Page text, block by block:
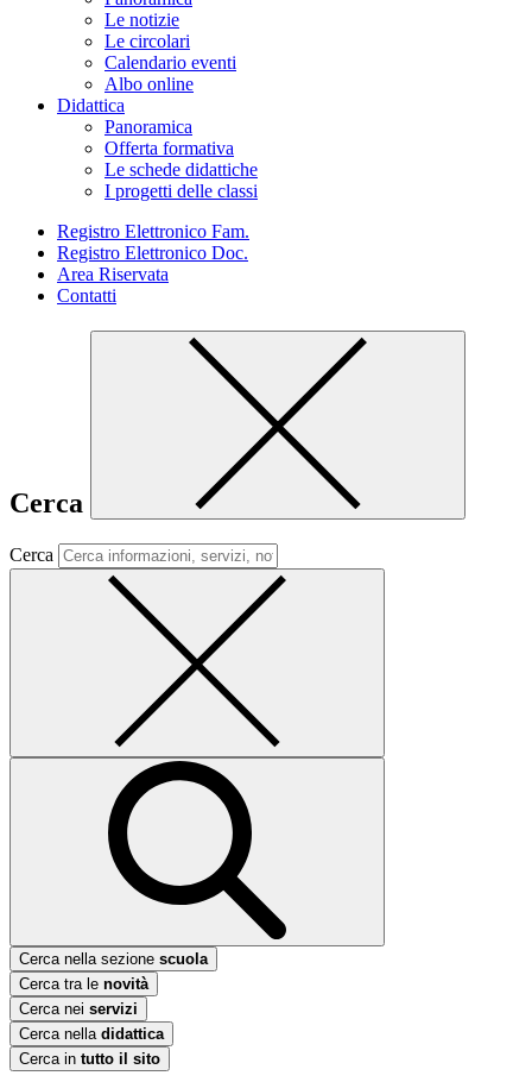
Le notizie
Le circolari
Calendario eventi
Albo online
Didattica
Panoramica
Offerta formativa
Le schede didattiche
I progetti delle classi
Registro Elettronico Fam.
Registro Elettronico Doc.
Area Riservata
Contatti
Cerca
Cerca
Cerca nella sezione scuola
Cerca tra le novità
Cerca nei servizi
Cerca nella didattica
Cerca in tutto il sito